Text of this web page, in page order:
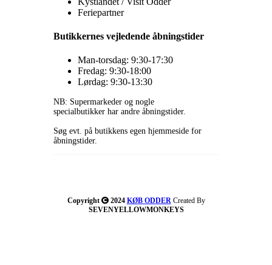
Feriepartner
Butikkernes vejledende åbningstider
Man-torsdag: 9:30-17:30
Fredag: 9:30-18:00
Lørdag: 9:30-13:30
NB: Supermarkeder og nogle
specialbutikker har andre åbningstider.
Søg evt. på butikkens egen hjemmeside for
åbningstider.
Copyright 2024 KØB ODDERCreated By
SEVENYELLOWMONKEYS